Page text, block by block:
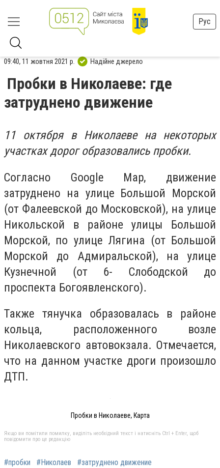
Рус
09:40, 11 жовтня 2021 р. Надійне джерело
Пробки в Николаеве: где
затруднено движение
11 октября в Николаеве на некоторых
участках дорог образовались пробки.
Согласно Google Map, движение
затруднено на улице Большой Морской
(от Фалеевской до Московской), на улице
Никольской в районе улицы Большой
Морской, по улице Лягина (от Большой
Морской до Адмиральской), на улице
Кузнечной (от 6- Слободской до
проспекта Богоявленского).
Также тянучка образовалась в районе
кольца, расположенного возле
Николаевского автовокзала. Отмечается,
что на данном участке дроги произошло
ДТП.
Пробки в Николаеве, Карта
Якщо ви помітили помилку, виділіть необхідний текст і натисніть Ctrl + Enter, щоб
повідомити про це редакцію
#пробки #Николаев #затруднено движение